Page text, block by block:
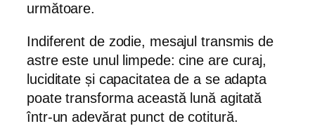
următoare.
Indiferent de zodie, mesajul transmis de
astre este unul limpede: cine are curaj,
luciditate și capacitatea de a se adapta
poate transforma această lună agitată
într-un adevărat punct de cotitură.